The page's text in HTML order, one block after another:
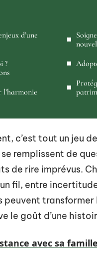
d’une
?
l’harmonie
c’est tout un jeu
remplissent de
de rire imprévus.
fil, entre
peuvent
le goût d’une
avec sa